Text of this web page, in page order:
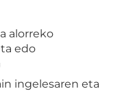
alorreko
edo
ingelesaren eta